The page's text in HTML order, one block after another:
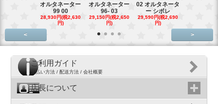
オルタネーター
99 00
28,930円(税2,630
円)
オルタネーター
96- 03
29,150円(税2,650
円)
02 オルタネータ
ー シボレ
29,590円(税2,690
円)
< >
ご利用ガイド
支払い方法 / 配送方法 / 会社概要
店長について